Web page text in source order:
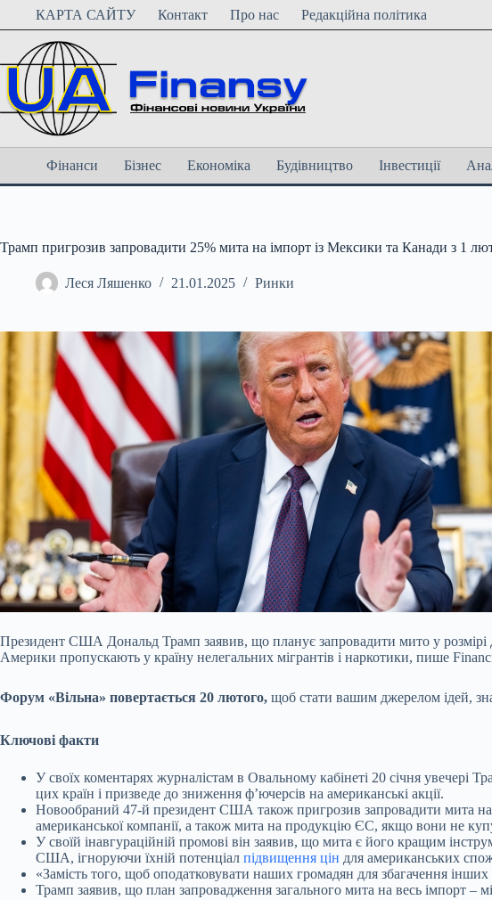
ПерейтиКАРТА САЙТУ Контакт Про нас Редакційна політика
Фінанси Бізнес Економіка Будівництво Інвестиції
Трамп пригрозив запровадити 25% мита на імпорт із Мексики та Канади з 1
Леся Ляшенко 21.01.2025 Ринки
Президент США Дональд Трамп заявив, що планує запровадити мито у
Америки пропускають у країну нелегальних мігрантів і наркотики, пише
Форум «Вільна» повертається 20 лютого, щоб стати вашим джерелом ідей,
Ключові факти
У своїх коментарях журналістам в Овальному кабінеті 20 січня
цих країн і призведе до зниження фʼючерсів на американські акції.
Новообраний 47-й президент США також пригрозив запровадити мита
американської компанії, а також мита на продукцію ЄС, якщо вони не
У своїй інавгураційній промові він заявив, що мита є його кращим
США, ігноруючи їхній потенціал підвищення цін для американських
«Замість того, щоб оподатковувати наших громадян для збагачення
Трамп заявив, що план запровадження загального мита на весь імпорт –